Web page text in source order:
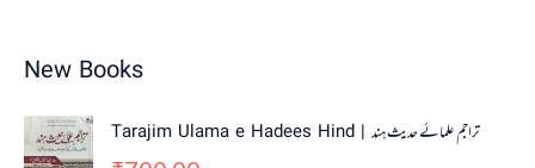
New Books
Tarajim Ulama e Hadees Hind | تراجم علمائے حديث ہند